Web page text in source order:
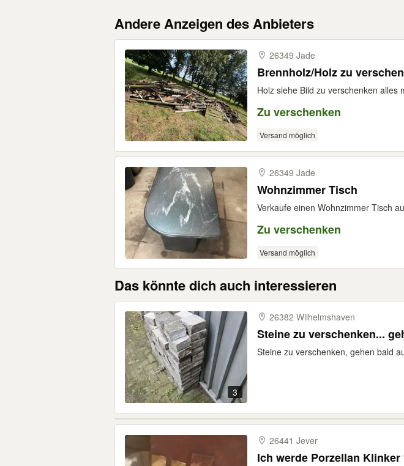
Andere Anzeigen des Anbieters
26349 Jade
Brennholz/Holz zu
Holz siehe Bild zu verschenken
Zu verschenken
Versand möglich
26349 Jade
Wohnzimmer Tisch
Verkaufe einen Wohnzimmer Tisch
Zu verschenken
Versand möglich
Das könnte dich auch interessieren
3
26382 Wilhelmshaven
Steine zu verschenken...
Steine zu verschenken, gehen bald
26441 Jever
Ich werde Porzellan